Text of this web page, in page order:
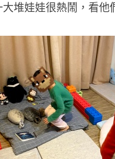
堆娃娃很熱鬧，看他